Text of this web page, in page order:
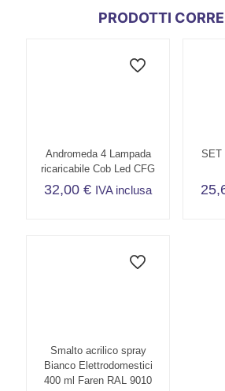
PRODOTTI
Andromeda 4 Lampada
ricaricabile Cob Led CFG
32,00€ IVA inclusa
SET
Smalto acrilico spray
Bianco Elettrodomestici
400 ml Faren RAL 9010